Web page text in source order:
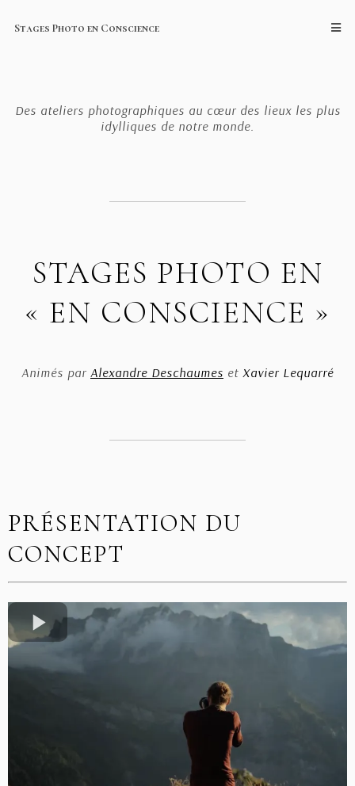
Stages Photo en Conscience
Des ateliers photographiques au cœur des lieux les plus
idylliques de notre monde.
STAGES PHOTO EN
« EN CONSCIENCE »
Animés par Alexandre Deschaumes et Xavier Lequarré
PRÉSENTATION DU
CONCEPT